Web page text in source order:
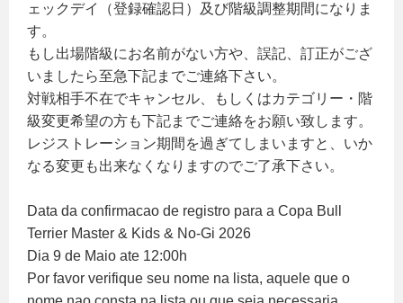
ェックデイ（登録確認日）及び階級調整期間になりま
す。
もし出場階級にお名前がない方や、誤記、訂正がござ
いましたら至急下記までご連絡下さい。
対戦相手不在でキャンセル、もしくはカテゴリー・階
級変更希望の方も下記までご連絡をお願い致します。
レジストレーション期間を過ぎてしまいますと、いか
なる変更も出来なくなりますのでご了承下さい。
Data da confirmacao de registro para a Copa Bull
Terrier Master & Kids & No-Gi 2026
Dia 9 de Maio ate 12:00h
Por favor verifique seu nome na lista, aquele que o